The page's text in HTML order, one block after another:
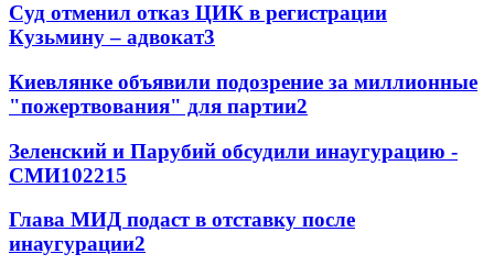
Суд отменил отказ ЦИК в регистрации
Кузьмину – адвокат3
Киевлянке объявили подозрение за миллионные
"пожертвования" для партии2
Зеленский и Парубий обсудили инаугурацию -
СМИ102215
Глава МИД подаст в отставку после
инаугурации2